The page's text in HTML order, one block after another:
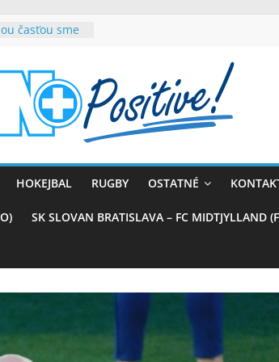
časťou sme
tímového
prvenstvo
nad
HOKEJBAL RUGBY OSTATNÉ
SK SLOVAN BRATISLAVA – FC MIDTJYLLAND